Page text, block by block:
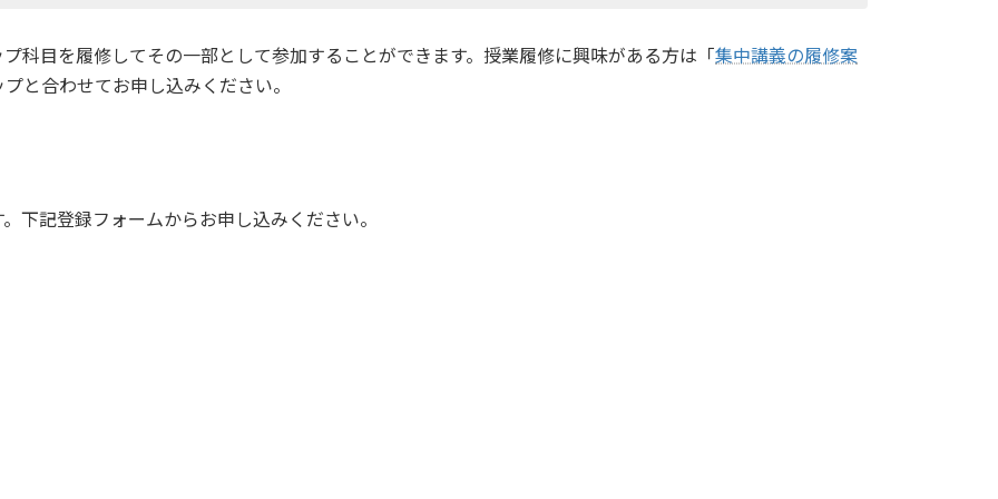
科目を履修してその一部として参加することができます。授業履修に興味がある方は「集中講義の履修案
と合わせてお申し込みください。
下記登録フォームからお申し込みください。